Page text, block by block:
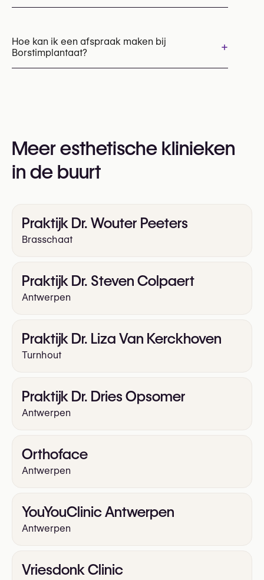
Vervanging van borstimplantaten
Borstimplantaten verwijderen
Borstreconstructie
Hoe kan ik een afspraak maken bij
Borstimplantaat?
+
https://borstimplantaat.eu/
Meer esthetische klinieken
in de buurt
Praktijk Dr. Wouter Peeters
Brasschaat
Praktijk Dr. Steven Colpaert
Antwerpen
Praktijk Dr. Liza Van Kerckhoven
Turnhout
Praktijk Dr. Dries Opsomer
Antwerpen
Orthoface
Antwerpen
YouYouClinic Antwerpen
Antwerpen
Vriesdonk Clinic